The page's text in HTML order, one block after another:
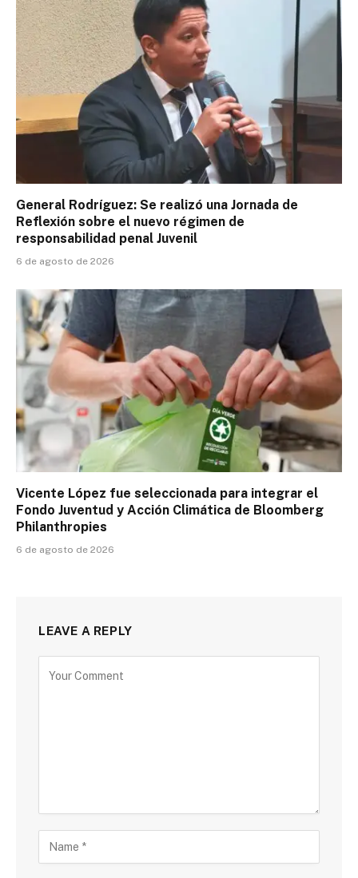
General Rodríguez: Se realizó una Jornada de
Reflexión sobre el nuevo régimen de
responsabilidad penal Juvenil
6 de agosto de 2026
Vicente López fue seleccionada para integrar el
Fondo Juventud y Acción Climática de Bloomberg
Philanthropies
6 de agosto de 2026
LEAVE A REPLY